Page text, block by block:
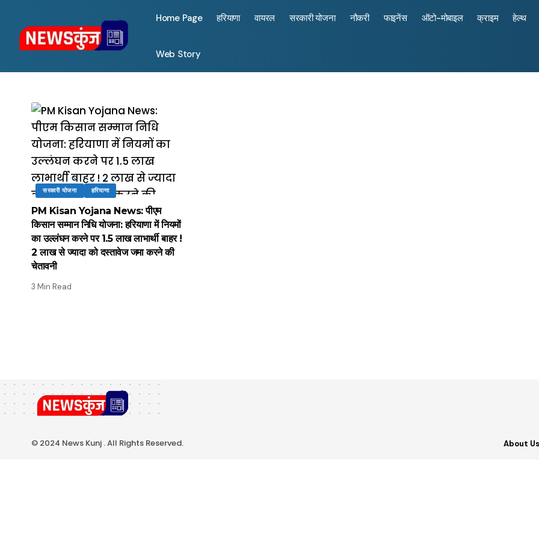
Home Page हरियाणा वायरल सरकारी योजना नौकरी फाइनेंस ऑटो-मोबाइल क्राइम हेल्थ
Web Story
सरकारी योजना हरियाणा
PM Kisan Yojana News: पीएम
किसान सम्मान निधि योजना: हरियाणा में नियमों
का उल्लंघन करने पर 1.5 लाख लाभार्थी बाहर !
2 लाख से ज्यादा को दस्तावेज जमा करने की
चेतावनी
3 Min Read
© 2024 News Kunj . All Rights Reserved. About Us